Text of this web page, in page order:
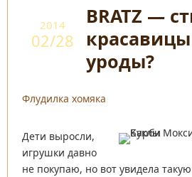
2014
02/28
BRATZ —
уроды?
Флудилка хомяка
Дети выросли,
игрушки давно
не покупаю, но вот увидела